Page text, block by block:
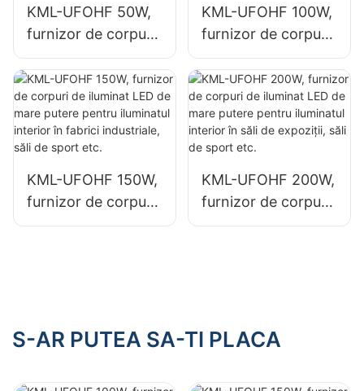
KML-UFOHF 50W,
furnizor de corpuri
de iluminat cu LED
pentru instalații
industriale,
depozite și alte
aplicații de iluminat
KML-UFOHF 100W,
furnizor de corpuri
de iluminat cu LED
pentru instalații
industriale,
depozite și alte
aplicații de iluminat
KML-UFOHF 150W,
furnizor de corpuri
de iluminat LED de
KML-UFOHF 200W,
furnizor de corpuri
de iluminat LED de
S-AR PUTEA SA-TI PLACA